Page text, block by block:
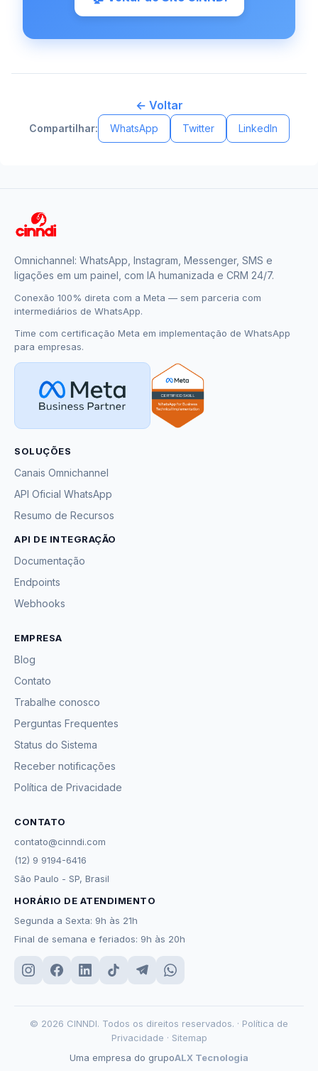
← Voltar
Compartilhar: WhatsApp Twitter LinkedIn
Omnichannel: WhatsApp, Instagram, Messenger, SMS e
ligações em um painel, com IA humanizada e CRM 24/7.
Conexão 100% direta com a Meta — sem parceria com
intermediários de WhatsApp.
Time com certificação Meta em implementação de WhatsApp
para empresas.
SOLUÇÕES
Canais Omnichannel
API Oficial WhatsApp
Resumo de Recursos
API DE INTEGRAÇÃO
Documentação
Endpoints
Webhooks
EMPRESA
Blog
Contato
Trabalhe conosco
Perguntas Frequentes
Status do Sistema
Receber notificações
Política de Privacidade
CONTATO
contato@cinndi.com
(12) 9 9194-6416
São Paulo - SP, Brasil
HORÁRIO DE ATENDIMENTO
Segunda a Sexta: 9h às 21h
Final de semana e feriados: 9h às 20h
© 2026 CINNDI. Todos os direitos reservados. · Política de
Privacidade · Sitemap
Uma empresa do grupoALX Tecnologia